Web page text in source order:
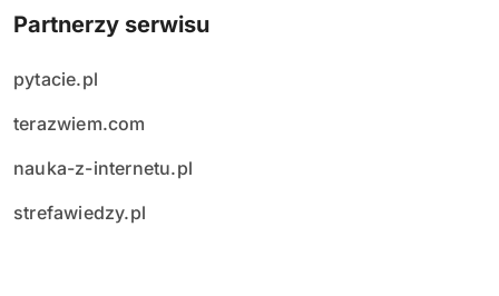
Partnerzy serwisu
pytacie.pl
terazwiem.com
nauka-z-internetu.pl
strefawiedzy.pl